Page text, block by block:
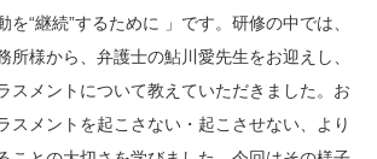
を“継続”するために 」です。研修の中では、
所様から、弁護士の鮎川愛先生をお迎えし、
スメントについて教えていただきました。お
スメントを起こさない・起こさせない、より